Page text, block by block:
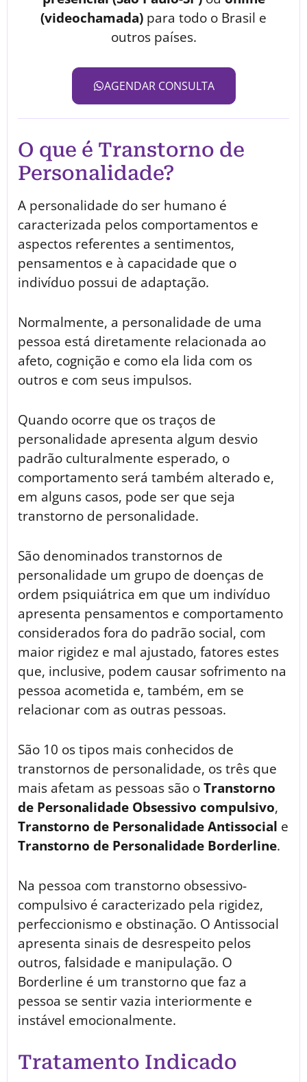
(videochamada) para todo o Brasil e
outros países.
AGENDAR CONSULTA
O que é Transtorno de
Personalidade?
A personalidade do ser humano é
caracterizada pelos comportamentos e
aspectos referentes a sentimentos,
pensamentos e à capacidade que o
indivíduo possui de adaptação.
Normalmente, a personalidade de uma
pessoa está diretamente relacionada ao
afeto, cognição e como ela lida com os
outros e com seus impulsos.
Quando ocorre que os traços de
personalidade apresenta algum desvio
padrão culturalmente esperado, o
comportamento será também alterado e,
em alguns casos, pode ser que seja
transtorno de personalidade.
São denominados transtornos de
personalidade um grupo de doenças de
ordem psiquiátrica em que um indivíduo
apresenta pensamentos e comportamento
considerados fora do padrão social, com
maior rigidez e mal ajustado, fatores estes
que, inclusive, podem causar sofrimento na
pessoa acometida e, também, em se
relacionar com as outras pessoas.
São 10 os tipos mais conhecidos de
transtornos de personalidade, os três que
mais afetam as pessoas são oTranstorno
de Personalidade Obsessivo compulsivo,
Transtorno de Personalidade Antissocial e
Transtorno de Personalidade Borderline.
Na pessoa com transtorno obsessivo-
compulsivo é caracterizado pela rigidez,
perfeccionismo e obstinação. O Antissocial
apresenta sinais de desrespeito pelos
outros, falsidade e manipulação. O
Borderline é um transtorno que faz a
pessoa se sentir vazia interiormente e
instável emocionalmente.
Tratamento Indicado